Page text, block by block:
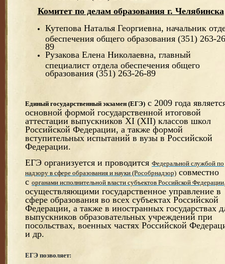
Комитет по делам образования г. Челябинска
Кутепова Наталья Георгиевна, начальник
обеспечения общего образования (351) 263-
89
Рузакова Елена Николаевна, главный
специалист отдела обеспечения общего
образования (351) 263-26-89
Единый государственный экзамен (ЕГЭ) с 2009 года
основной формой государственной итоговой
аттестации выпускников XI (XII) классов школ
Российской Федерации, а также формой
вступительных испытаний в вузы в Российской
Федерации.
ЕГЭ организуется и проводится Федеральной службой по
надзору в сфере образования и науки (Рособрнадзор) совместно
с органами исполнительной власти субъектов Российской Федерации
осуществляющими государственное управление в
сфере образования во всех субъектах Российской
Федерации, а также в иностранных государствах
выпускников образовательных учреждений при
посольствах, военных частях Российской
и др.
ЕГЭ позволяет: